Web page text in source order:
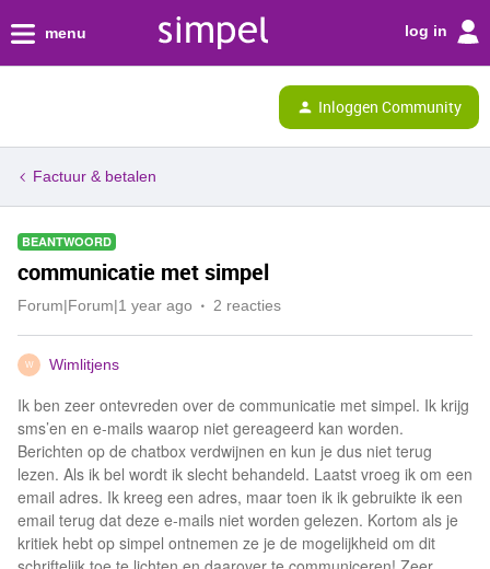
menu log in
Inloggen Community
Factuur & betalen
BEANTWOORD
communicatie met simpel
Forum|Forum|1 year ago 2 reacties
W Wimlitjens
Ik ben zeer ontevreden over de communicatie met simpel. Ik krijg
sms’en en e-mails waarop niet gereageerd kan worden.
Berichten op de chatbox verdwijnen en kun je dus niet terug
lezen. Als ik bel wordt ik slecht behandeld. Laatst vroeg ik om een
email adres. Ik kreeg een adres, maar toen ik ik gebruikte ik een
email terug dat deze e-mails niet worden gelezen. Kortom als je
kritiek hebt op simpel ontnemen ze je de mogelijkheid om dit